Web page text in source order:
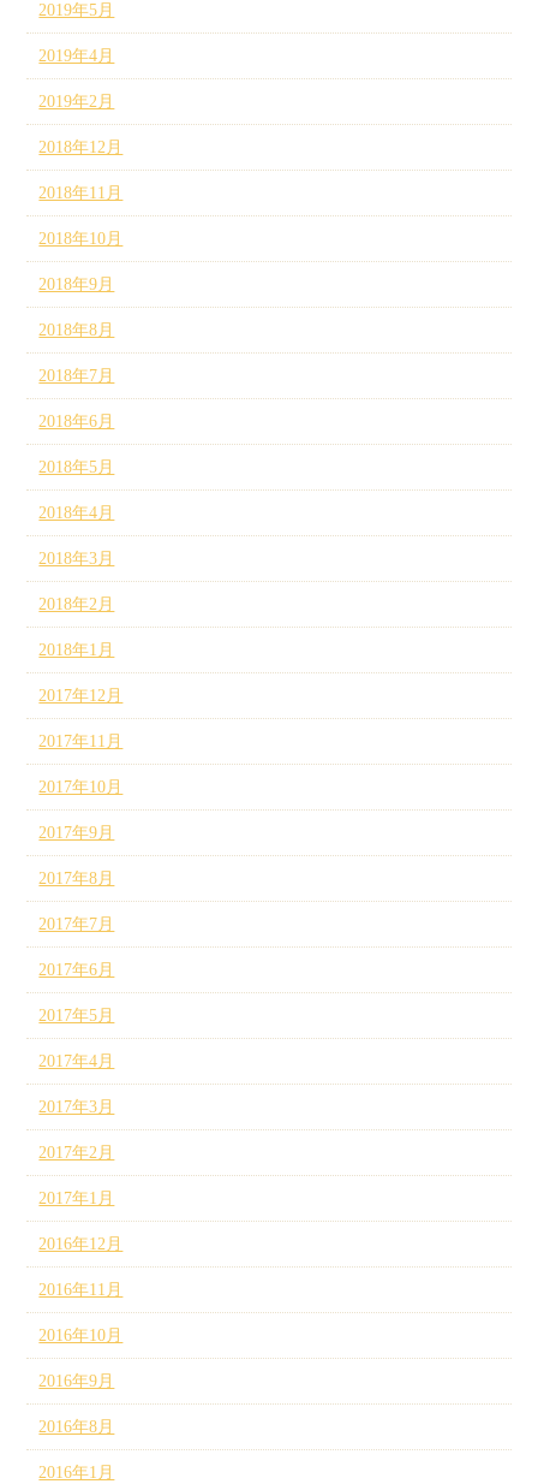
2019年5月
2019年4月
2019年2月
2018年12月
2018年11月
2018年10月
2018年9月
2018年8月
2018年7月
2018年6月
2018年5月
2018年4月
2018年3月
2018年2月
2018年1月
2017年12月
2017年11月
2017年10月
2017年9月
2017年8月
2017年7月
2017年6月
2017年5月
2017年4月
2017年3月
2017年2月
2017年1月
2016年12月
2016年11月
2016年10月
2016年9月
2016年8月
2016年1月